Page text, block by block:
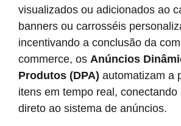
visualizados ou adicionados ao
banners ou carrosséis
incentivando a conclusão da
commerce, os Anúncios
Produtos (DPA) automatizam a
itens em tempo real, conectando
direto ao sistema de anúncios.